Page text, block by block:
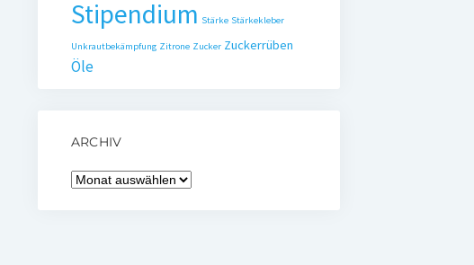
Stipendium Stärke Stärkekleber
Unkrautbekämpfung Zitrone Zucker Zuckerrüben
Öle
ARCHIV
Archiv